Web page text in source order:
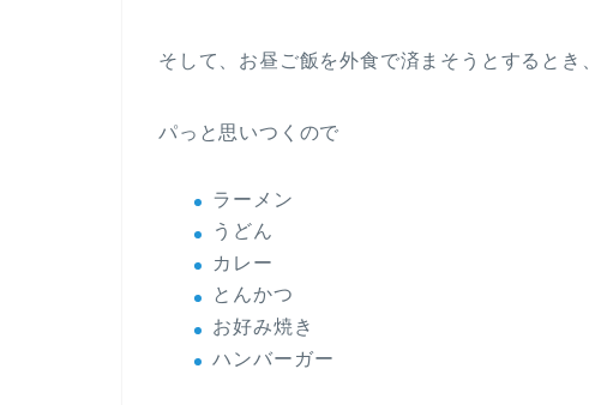
そして、お昼ご飯を外食で済まそうとするとき
パっと思いつくので
ラーメン
うどん
カレー
とんかつ
お好み焼き
ハンバーガー